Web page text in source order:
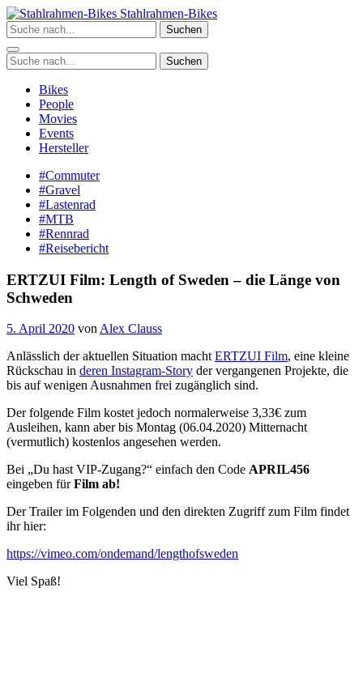
Zum
Inhalt
springen
Stahlrahmen-Bikes
Suchen
Suchen
Bikes
People
Movies
Events
Hersteller
#Commuter
#Gravel
#Lastenrad
#MTB
#Rennrad
#Reisebericht
ERTZUI Film: Length of Sweden – die Länge von
Schweden
5. April 2020 vonAlex Clauss
Anlässlich der aktuellen Situation machtERTZUI Film, eine kleine
Rückschau in deren Instagram-Story der vergangenen Projekte, die
bis auf wenigen Ausnahmen frei zugänglich sind.
Der folgende Film kostet jedoch normalerweise 3,33€ zum
Ausleihen, kann aber bis Montag (06.04.2020) Mitternacht
(vermutlich) kostenlos angesehen werden.
Bei „Du hast VIP-Zugang?“ einfach den Code APRIL456
eingeben fürFilm ab!
Der Trailer im Folgenden und den direkten Zugriff zum Film findet
ihr hier:
https://vimeo.com/ondemand/lengthofsweden
Viel Spaß!